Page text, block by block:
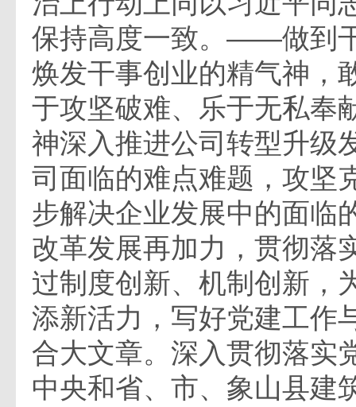
保持高度一致。——做到
焕发干事创业的精气神，
于攻坚破难、乐于无私奉
神深入推进公司转型升级
司面临的难点难题，攻坚
步解决企业发展中的面
改革发展再加力，贯彻落
过制度创新、机制创新，
添新活力，写好党建工作
合大文章。深入贯彻落实
中央和省、市、象山县建